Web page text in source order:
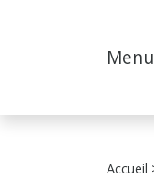
Menu
Accueil